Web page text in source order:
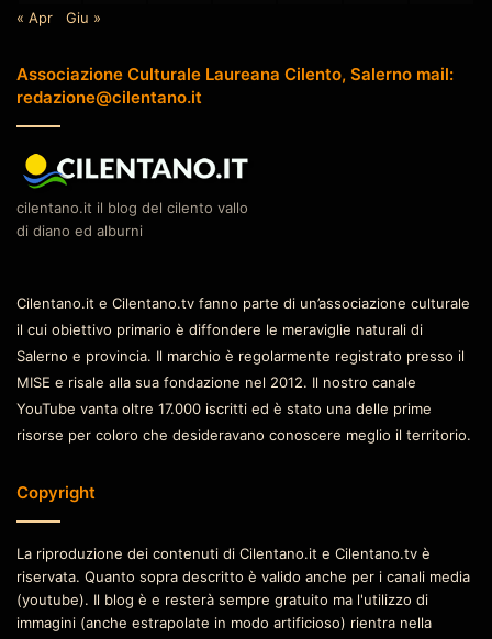
« Apr Giu »
Associazione Culturale Laureana Cilento, Salerno mail:
redazione@cilentano.it
cilentano.it il blog del cilento vallo
di diano ed alburni
Cilentano.it e Cilentano.tv fanno parte di un’associazione culturale
il cui obiettivo primario è diffondere le meraviglie naturali di
Salerno e provincia. Il marchio è regolarmente registrato presso il
MISE e risale alla sua fondazione nel 2012. Il nostro canale
YouTube vanta oltre 17.000 iscritti ed è stato una delle prime
risorse per coloro che desideravano conoscere meglio il territorio.
Copyright
La riproduzione dei contenuti di Cilentano.it e Cilentano.tv è
riservata. Quanto sopra descritto è valido anche per i canali media
(youtube). Il blog è e resterà sempre gratuito ma l'utilizzo di
immagini (anche estrapolate in modo artificioso) rientra nella